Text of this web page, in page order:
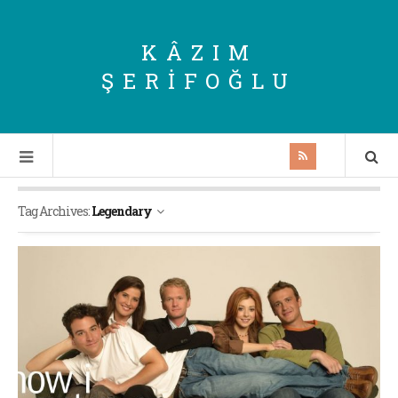
KÂZIM
ŞERIFOĞLU
Tag Archives:Legendary